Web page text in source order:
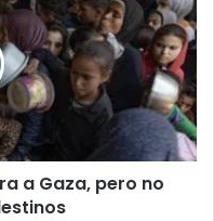
a Gaza, pero no